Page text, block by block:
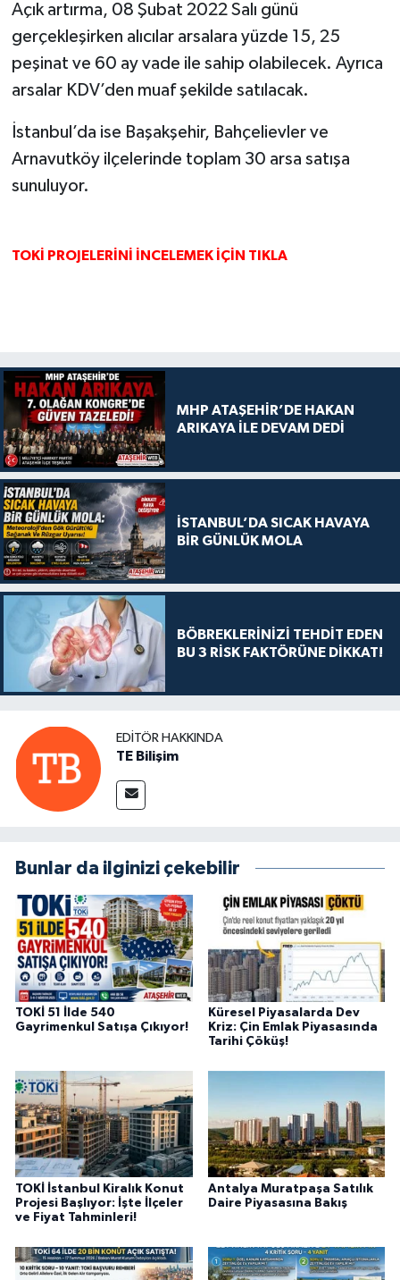
Açık artırma, 08 Şubat 2022 Salı günü
gerçekleşirken alıcılar arsalara yüzde 15, 25
peşinat ve 60 ay vade ile sahip olabilecek. Ayrıca
arsalar KDV’den muaf şekilde satılacak.
İstanbul’da ise Başakşehir, Bahçelievler ve
Arnavutköy ilçelerinde toplam 30 arsa satışa
sunuluyor.
TOKİ PROJELERİNİ İNCELEMEK İÇİN TIKLA
MHP ATAŞEHİR’DE HAKAN
ARIKAYA İLE DEVAM DEDİ
İSTANBUL’DA SICAK HAVAYA
BİR GÜNLÜK MOLA
BÖBREKLERİNİZİ TEHDİT EDEN
BU 3 RİSK FAKTÖRÜNE DİKKAT!
EDITÖR HAKKINDA
TE Bilişim
Bunlar da ilginizi çekebilir
TOKİ 51 İlde 540
Gayrimenkul Satışa Çıkıyor!
Küresel Piyasalarda Dev
Kriz: Çin Emlak Piyasasında
Tarihi Çöküş!
TOKİ İstanbul Kiralık Konut
Projesi Başlıyor: İşte İlçeler
ve Fiyat Tahminleri!
Antalya Muratpaşa Satılık
Daire Piyasasına Bakış